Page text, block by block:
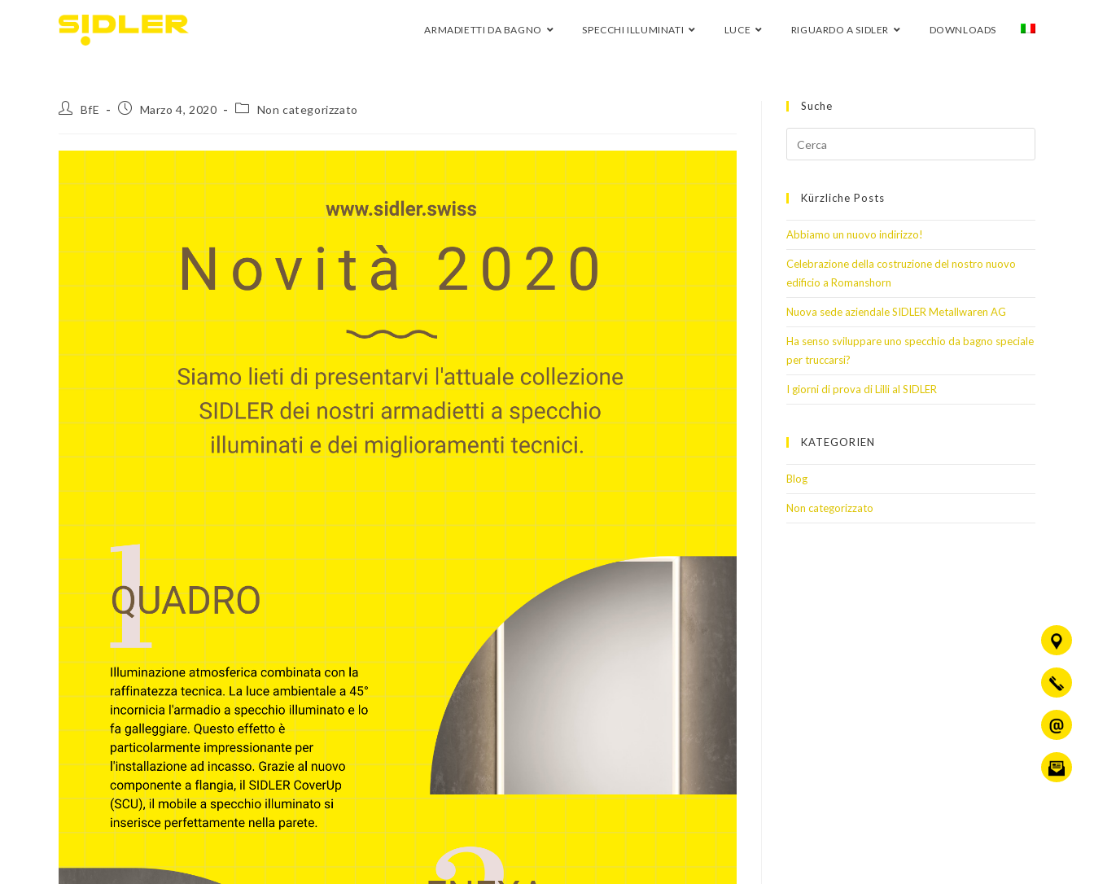
ARMADIETTI DA BAGNO SPECCHI ILLUMINATI LUCE RIGUARDO A SIDLER DOWNLOADS
BfE Marzo 4, 2020 Non categorizzato Suche
Kürzliche Posts
Abbiamo un nuovo indirizzo!
Celebrazione della costruzione del nostro nuovo
edificio a Romanshorn
Nuova sede aziendale SIDLER Metallwaren AG
Ha senso sviluppare uno specchio da bagno speciale
per truccarsi?
I giorni di prova di Lilli al SIDLER
KATEGORIEN
Blog
Non categorizzato